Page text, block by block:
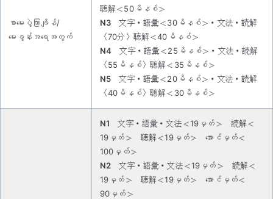
စာမေးပွဲကြာချိန်/
မေးခွန်းအ‌ရေအတွက်
聴解＜50မိနစ်＞
N3 文字・語彙＜30မိနစ်＞・文法・読解
〈70分〉聴解＜40မိနစ်＞
N4 文字・語彙＜25မိနစ်＞・文法・読解
〈55မိနစ်〉聴解＜35မိနစ်＞
N5 文字・語彙＜20မိနစ်＞・文法・読解
〈40မိနစ်〉聴解＜30မိနစ်＞
N1 文字・語彙・文法＜19မှတ်＞ 読解＜
19မှတ်＞ 聴解＜19မှတ်＞ ‌အောင်မှတ်＜
100မှတ်＞
N2 文字・語彙・文法＜19မှတ်＞ 読解＜
19မှတ်＞ 聴解＜19မှတ်＞ အောင်မှတ်＜
90မှတ်＞